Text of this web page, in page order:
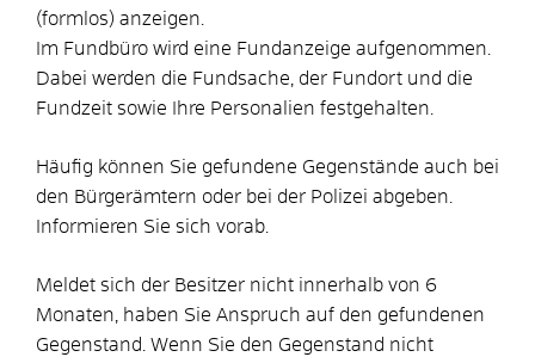
(formlos) anzeigen.
Im Fundbüro wird eine Fundanzeige aufgenommen.
Dabei werden die Fundsache, der Fundort und die
Fundzeit sowie Ihre Personalien festgehalten.
Häufig können Sie gefundene Gegenstände auch bei
den Bürgerämtern oder bei der Polizei abgeben.
Informieren Sie sich vorab.
Meldet sich der Besitzer nicht innerhalb von 6
Monaten, haben Sie Anspruch auf den gefundenen
Gegenstand. Wenn Sie den Gegenstand nicht